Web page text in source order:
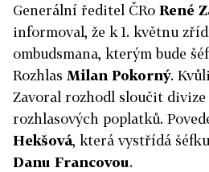
Generální ředitel ČRo René
informoval, že k 1. květnu
ombudsmana, kterým bude
Rozhlas Milan Pokorný.
Zavoral rozhodl sloučit divize
rozhlasových poplatků.
Hekšová, která vystřídá
Danu Francovou.